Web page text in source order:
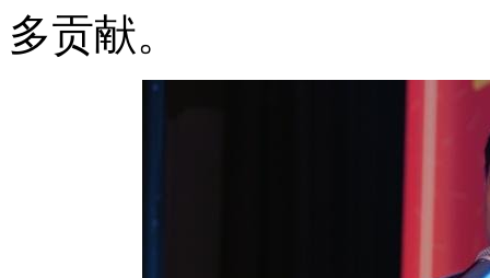
多贡献。